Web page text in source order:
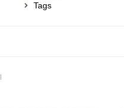
Tags